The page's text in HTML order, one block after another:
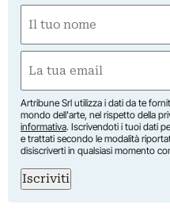
(Obbligatorio)
Nome
(Obbligatorio)
Artribune Srl utilizza i dati da te
mondo dell'arte, nel rispetto della
informativa. Iscrivendoti i tuoi dati
e trattati secondo le modalità
disiscriverti in qualsiasi momento
Iscriviti